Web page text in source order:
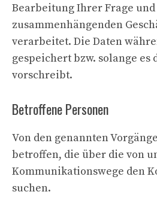
Bearbeitung Ihrer Frage
zusammenhängenden
verarbeitet. Die Daten
gespeichert bzw. solange es
vorschreibt.
Betroffene Personen
Von den genannten
betroffen, die über die von
Kommunikationswege den
suchen.